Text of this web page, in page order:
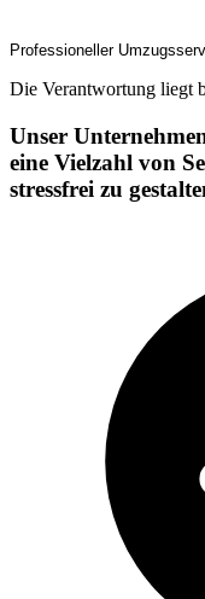
Professioneller
Die Verantwortung liegt
Unser
eine Vielzahl von
stressfrei zu